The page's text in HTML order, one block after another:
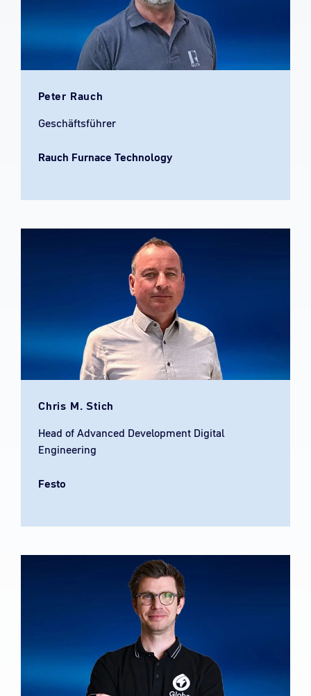
Peter Rauch
Geschäftsführer
Rauch Furnace Technology​
Chris M. Stich
Head of Advanced Development Digital
Engineering
Festo